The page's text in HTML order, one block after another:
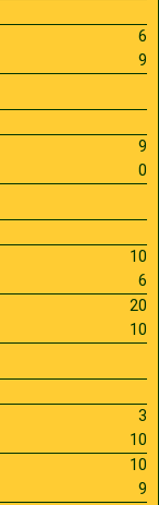
6
9
9
0
10
6
20
10
3
10
10
9